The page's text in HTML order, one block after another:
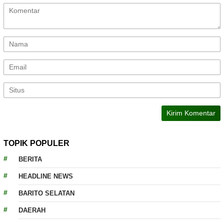
TOPIK POPULER
BERITA
HEADLINE NEWS
BARITO SELATAN
DAERAH